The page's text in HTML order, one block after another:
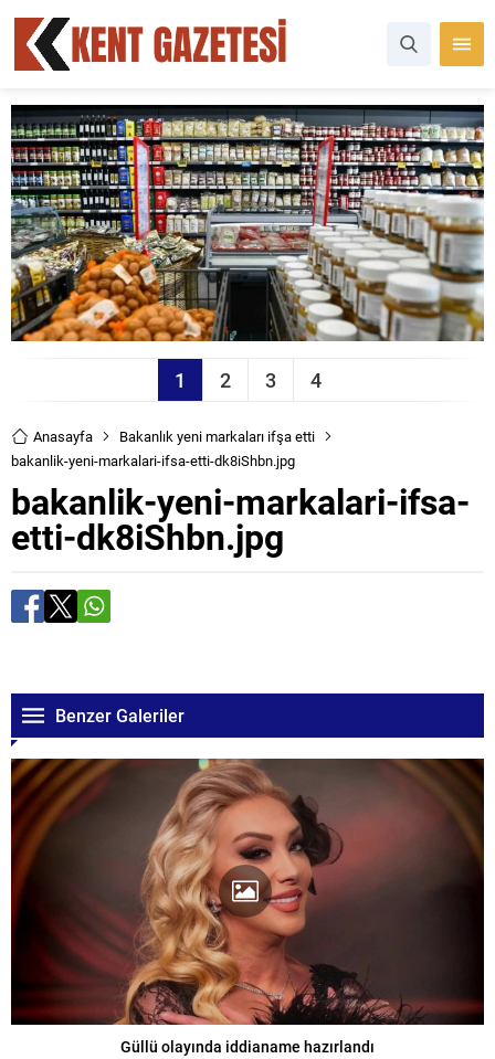
1 2 3 4
Anasayfa
Bakanlık yeni markaları ifşa etti
bakanlik-yeni-markalari-ifsa-etti-dk8iShbn.jpg
bakanlik-yeni-markalari-ifsa-
etti-dk8iShbn.jpg
Benzer Galeriler
Güllü olayında iddianame hazırlandı